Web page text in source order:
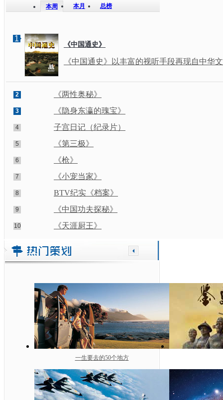
本周 本月 总榜
1
《中国通史》
《中国通史》以丰富的视听手段再现自中华
2 《两性奥秘》
3 《隐身东瀛的瑰宝》
4 子宫日记（纪录片）
5 《第三极》
6 《枪》
7 《小宠当家》
8 BTV纪实《档案》
9 《中国功夫探秘》
10 《天涯厨王》
一生要去的50个地方